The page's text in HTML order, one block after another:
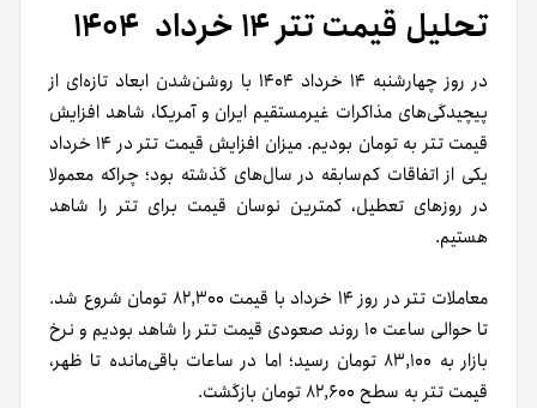
تحلیل قیمت تتر ۱۴ خرداد ۱۴۰۴
در روز چهارشنبه ۱۴ خرداد ۱۴۰۴ با روشن‌شدن ابعاد تازه‌ای از
پیچیدگی‌های مذاکرات غیرمستقیم ایران و آمریکا، شاهد افزایش
قیمت تتر به تومان بودیم. میزان افزایش قیمت تتر در ۱۴ خرداد
یکی از اتفاقات کم‌سابقه در سال‌های گذشته بود؛ چراکه معمولا
در روزهای تعطیل، کمترین نوسان قیمت برای تتر را شاهد
هستیم.
معاملات تتر در روز ۱۴ خرداد با قیمت ۸۲,۳۰۰ تومان شروع شد.
تا حوالی ساعت ۱۰ روند صعودی قیمت تتر را شاهد بودیم و نرخ
بازار به ۸۳,۱۰۰ تومان رسید؛ اما در ساعات باقی‌مانده تا ظهر،
قیمت تتر به سطح ۸۲,۶۰۰ تومان بازگشت.